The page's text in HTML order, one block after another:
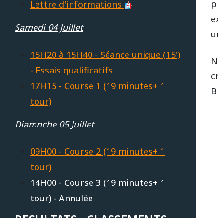
Lettre d'informations
Samedi 04 Juillet
15H20 à 15H40 - Séance unique (15')
- Essais qualificatifs
17H15 - Course 1 (19 minutes+ 1
tour)
Diamnche 05 Juillet
09H00 - Course 2 (19 minutes+ 1
tour)
14H00 - Course 3 (19 minutes+ 1
tour) - Annulée
2015
2014
2013
2012
2011
2010
2011
2010
2009
2008
2007
2006
2012
Open French Cup 2011
HAUTE SAINTONGE
LE MANS
LE VIGEANT
MAGNY-COURS
Vidéos 2010
Vidéos 2008
Vidéos 2007
Vidéos 2006
Vidéos 2005
Vidéos 2003
Vidéos 2002